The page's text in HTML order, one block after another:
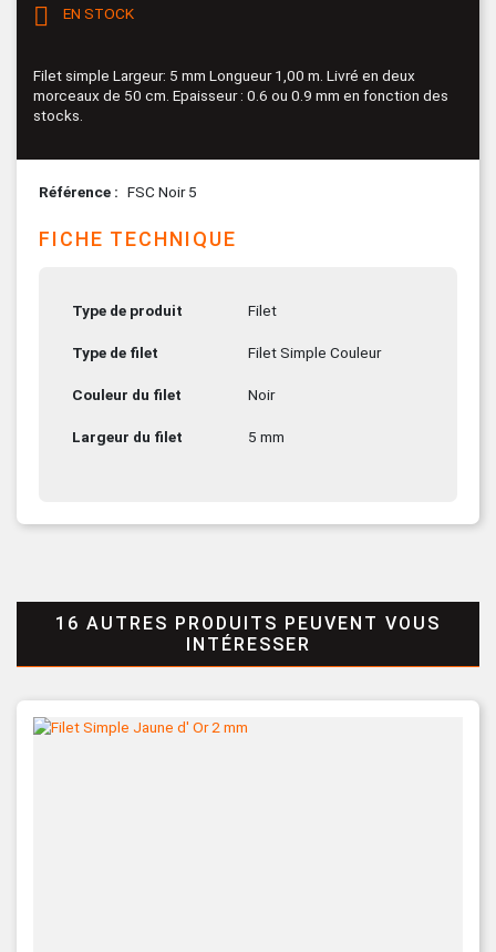
 EN STOCK
Filet simple Largeur: 5 mm Longueur 1,00 m. Livré en deux
morceaux de 50 cm. Epaisseur : 0.6 ou 0.9 mm en fonction des
stocks.
Référence FSC Noir 5
FICHE TECHNIQUE
Type de produit Filet
Type de filet Filet Simple Couleur
Couleur du filet Noir
Largeur du filet 5 mm
16 AUTRES PRODUITS PEUVENT VOUS
INTÉRESSER